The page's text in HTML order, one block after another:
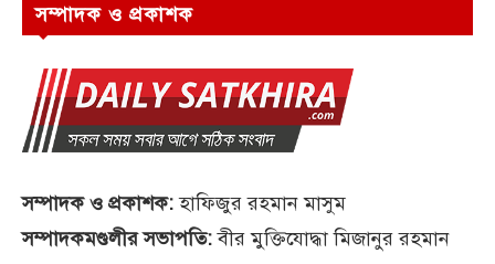
সম্পাদক ও প্রকাশক
সম্পাদক ও প্রকাশক:হাফিজুর রহমান মাসুম
সম্পাদকমণ্ডলীর সভাপতি:বীর মুক্তিযোদ্ধা মিজানুর রহমান